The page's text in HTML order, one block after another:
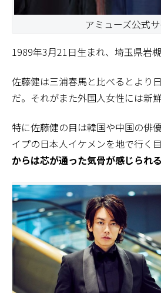
アミューズ公式
1989年3月21日生まれ、埼玉県岩槻
佐藤健は三浦春馬と比べるとより
だ。それがまた外国人女性には新
特に佐藤健の目は韓国や中国の俳
イプの日本人イケメンを地で行く
からは芯が通った気骨が感じられる